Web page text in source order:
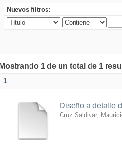
Nuevos filtros:
Mostrando 1 de un total de 1
1
Diseño a detalle
Cruz Saldivar,